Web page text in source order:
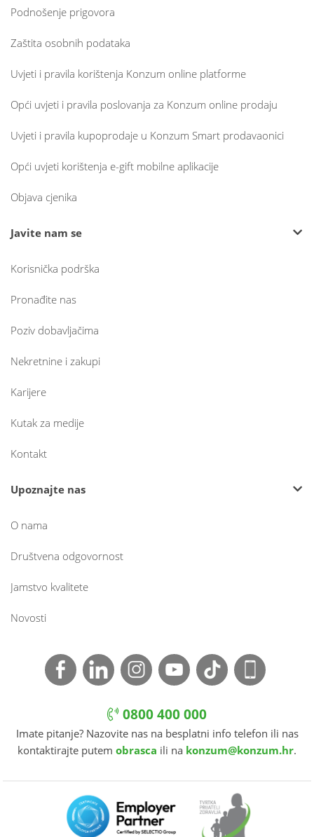
Podnošenje prigovora
Zaštita osobnih podataka
Uvjeti i pravila korištenja Konzum online platforme
Opći uvjeti i pravila poslovanja za Konzum online prodaju
Uvjeti i pravila kupoprodaje u Konzum Smart prodavaonici
Opći uvjeti korištenja e-gift mobilne aplikacije
Objava cjenika
Javite nam se
Korisnička podrška
Pronađite nas
Poziv dobavljačima
Nekretnine i zakupi
Karijere
Kutak za medije
Kontakt
Upoznajte nas
O nama
Društvena odgovornost
Jamstvo kvalitete
Novosti
0800 400 000
Imate pitanje? Nazovite nas na besplatni info telefon ili nas
kontaktirajte putem obrasca ili na konzum@konzum.hr.